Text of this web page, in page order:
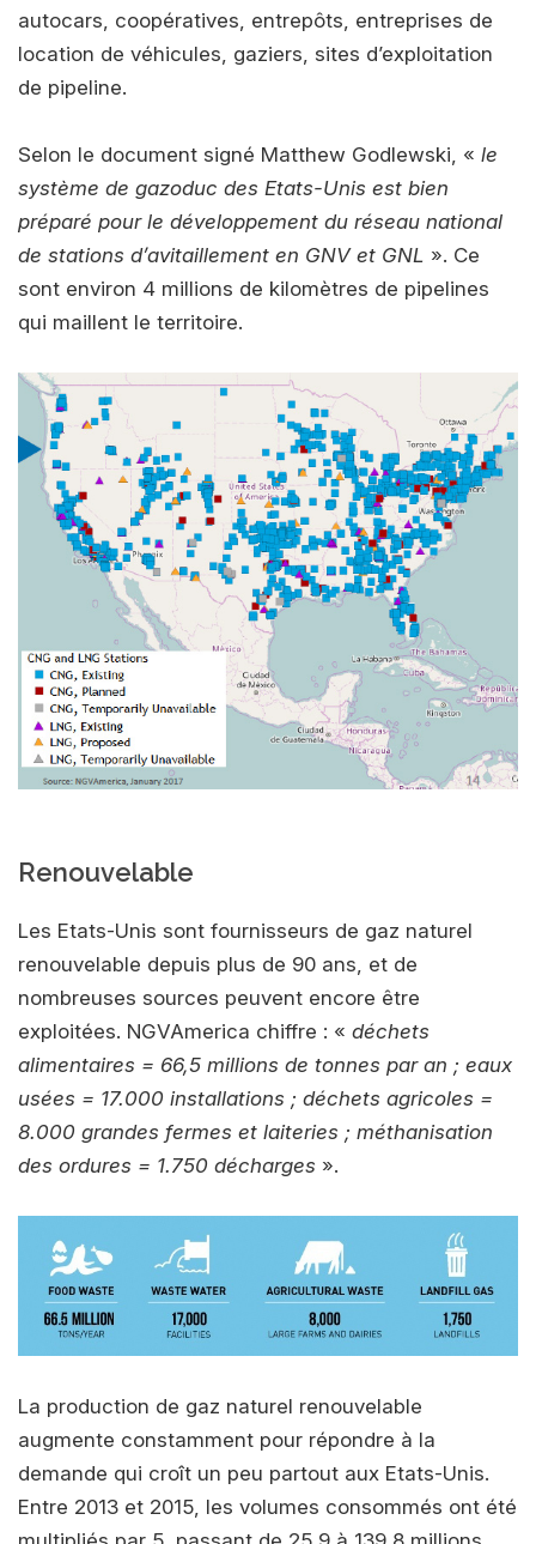
autocars, coopératives, entrepôts, entreprises de
location de véhicules, gaziers, sites d’exploitation
de pipeline.
Selon le document signé Matthew Godlewski, « le
système de gazoduc des Etats-Unis est bien
préparé pour le développement du réseau national
de stations d’avitaillement en GNV et GNL ». Ce
sont environ 4 millions de kilomètres de pipelines
qui maillent le territoire.
Renouvelable
Les Etats-Unis sont fournisseurs de gaz naturel
renouvelable depuis plus de 90 ans, et de
nombreuses sources peuvent encore être
exploitées. NGVAmerica chiffre : « déchets
alimentaires = 66,5 millions de tonnes par an ; eaux
usées = 17.000 installations ; déchets agricoles =
8.000 grandes fermes et laiteries ; méthanisation
des ordures = 1.750 décharges ».
La production de gaz naturel renouvelable
augmente constamment pour répondre à la
demande qui croît un peu partout aux Etats-Unis.
Entre 2013 et 2015, les volumes consommés ont été